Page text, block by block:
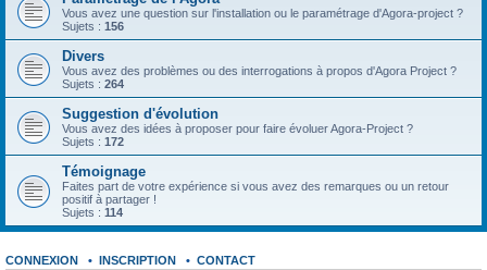
Vous avez une question sur l'installation ou le paramétrage d'Agora-project ?
Sujets : 156
Divers
Vous avez des problèmes ou des interrogations à propos d'Agora Project ?
Sujets : 264
Suggestion d'évolution
Vous avez des idées à proposer pour faire évoluer Agora-Project ?
Sujets : 172
Témoignage
Faites part de votre expérience si vous avez des remarques ou un retour
positif à partager !
Sujets : 114
CONNEXION • INSCRIPTION • CONTACT